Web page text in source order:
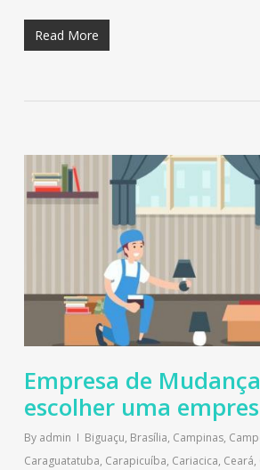
Read More
Empresa de
escolher uma
By admin Biguaçu, Brasília, Campinas,
Caraguatatuba, Carapicuíba, Cariacica, Ceará,